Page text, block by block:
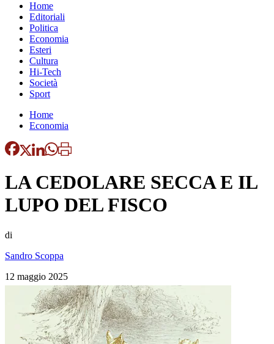
Home
Editoriali
Politica
Economia
Esteri
Cultura
Hi-Tech
Società
Sport
Home
Economia
LA CEDOLARE SECCA E IL
LUPO DEL FISCO
di
Sandro Scoppa
12 maggio 2025